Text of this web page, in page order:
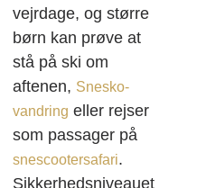
vejrdage, og større
børn kan prøve at
stå på ski om
aftenen, Snesko-
vandring eller rejser
som passager på
snescootersafari.
Sikkerhedsniveauet